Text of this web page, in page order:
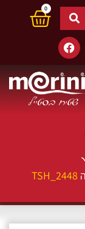
0
TSH_2448